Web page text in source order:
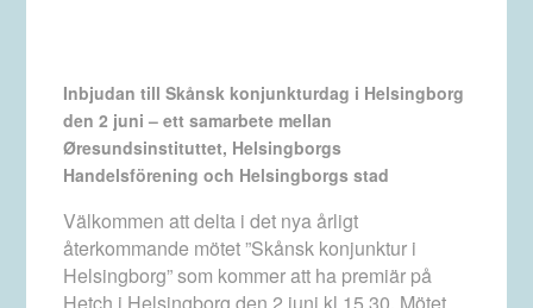
Inbjudan till Skånsk konjunkturdag i Helsingborg
den 2 juni – ett samarbete mellan
Øresundsinstituttet, Helsingborgs
Handelsförening och Helsingborgs stad
Välkommen att delta i det nya årligt
återkommande mötet ”Skånsk konjunktur i
Helsingborg” som kommer att ha premiär på
Hetch i Helsingborg den 2 juni kl 15.30. Mötet